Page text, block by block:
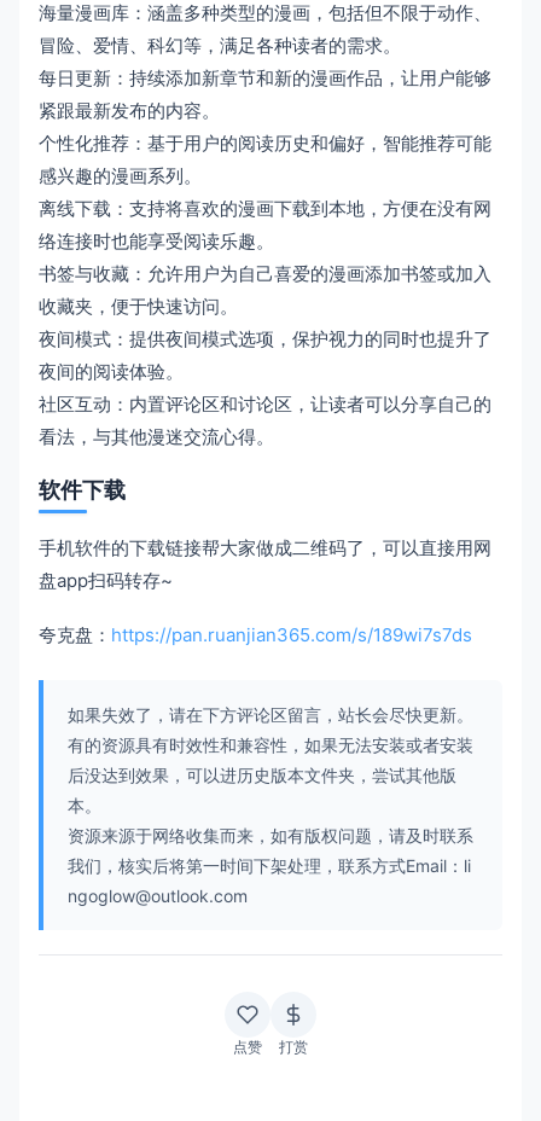
海量漫画库：涵盖多种类型的漫画，包括但不限于动作、
冒险、爱情、科幻等，满足各种读者的需求。
每日更新：持续添加新章节和新的漫画作品，让用户能够
紧跟最新发布的内容。
个性化推荐：基于用户的阅读历史和偏好，智能推荐可能
感兴趣的漫画系列。
离线下载：支持将喜欢的漫画下载到本地，方便在没有网
络连接时也能享受阅读乐趣。
书签与收藏：允许用户为自己喜爱的漫画添加书签或加入
收藏夹，便于快速访问。
夜间模式：提供夜间模式选项，保护视力的同时也提升了
夜间的阅读体验。
社区互动：内置评论区和讨论区，让读者可以分享自己的
看法，与其他漫迷交流心得。
软件下载
手机软件的下载链接帮大家做成二维码了，可以直接用网
盘app扫码转存~
夸克盘： https://pan.ruanjian365.com/s/189wi7s7ds
如果失效了，请在下方评论区留言，站长会尽快更新。
有的资源具有时效性和兼容性，如果无法安装或者安装
后没达到效果，可以进历史版本文件夹，尝试其他版
本。
资源来源于网络收集而来，如有版权问题，请及时联系
我们，核实后将第一时间下架处理，联系方式Email：li
ngoglow@outlook.com
点赞 打赏